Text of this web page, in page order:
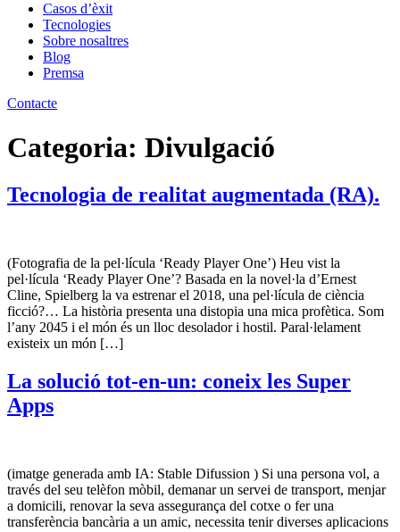
Casos d’èxit
Tecnologies
Sobre nosaltres
Blog
Premsa
Contacte
Categoria: Divulgació
Tecnologia de realitat augmentada (RA).
(Fotografia de la pel·lícula ‘Ready Player One’) Heu vist la
pel·lícula ‘Ready Player One’? Basada en la novel·la d’Ernest
Cline, Spielberg la va estrenar el 2018, una pel·lícula de ciència
ficció?… La història presenta una distopia una mica profètica. Som
l’any 2045 i el món és un lloc desolador i hostil. Paral·lelament
existeix un món […]
La solució tot-en-un: coneix les Super
Apps
(imatge generada amb IA: Stable Difussion ) Si una persona vol, a
través del seu telèfon mòbil, demanar un servei de transport, menjar
a domicili, renovar la seva assegurança del cotxe o fer una
transferència bancària a un amic, necessita tenir diverses aplicacions